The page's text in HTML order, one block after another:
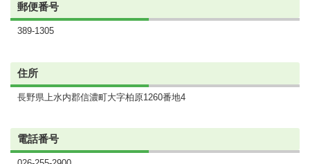
郵便番号
389-1305
住所
長野県上水内郡信濃町大字柏原1260番地4
電話番号